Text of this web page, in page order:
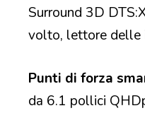
Surround 3D
volto, lettore delle
Punti di forza
da 6.1 pollici